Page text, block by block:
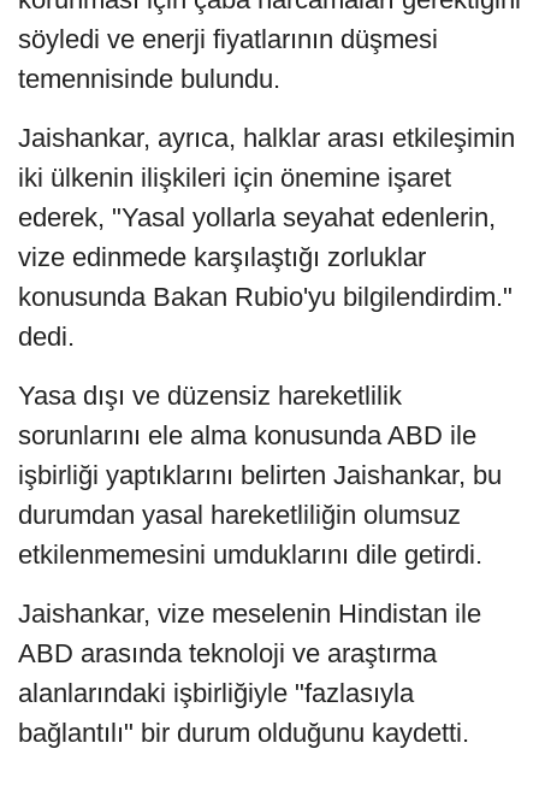
söyledi ve enerji fiyatlarının düşmesi
temennisinde bulundu.
Jaishankar, ayrıca, halklar arası etkileşimin
iki ülkenin ilişkileri için önemine işaret
ederek, "Yasal yollarla seyahat edenlerin,
vize edinmede karşılaştığı zorluklar
konusunda Bakan Rubio'yu bilgilendirdim."
dedi.
Yasa dışı ve düzensiz hareketlilik
sorunlarını ele alma konusunda ABD ile
işbirliği yaptıklarını belirten Jaishankar, bu
durumdan yasal hareketliliğin olumsuz
etkilenmemesini umduklarını dile getirdi.
Jaishankar, vize meselenin Hindistan ile
ABD arasında teknoloji ve araştırma
alanlarındaki işbirliğiyle "fazlasıyla
bağlantılı" bir durum olduğunu kaydetti.